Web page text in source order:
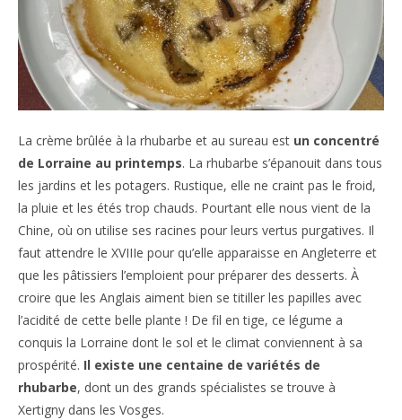
La crème brûlée à la rhubarbe et au sureau est un concentré
de Lorraine au printemps. La rhubarbe s’épanouit dans tous
les jardins et les potagers. Rustique, elle ne craint pas le froid,
la pluie et les étés trop chauds. Pourtant elle nous vient de la
Chine, où on utilise ses racines pour leurs vertus purgatives. Il
faut attendre le XVIIIe pour qu’elle apparaisse en Angleterre et
que les pâtissiers l’emploient pour préparer des desserts. À
croire que les Anglais aiment bien se titiller les papilles avec
l’acidité de cette belle plante ! De fil en tige, ce légume a
conquis la Lorraine dont le sol et le climat conviennent à sa
prospérité. Il existe une centaine de variétés de
rhubarbe, dont un des grands spécialistes se trouve à
Xertigny dans les Vosges.